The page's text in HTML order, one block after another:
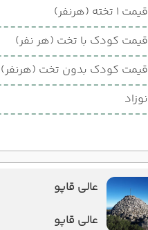
قیمت 1 تخته (هرنفر)
قیمت کودک با تخت (هر نفر)
قیمت کودک بدون تخت (هرنفر)
نوزاد
عالی قاپو
عالی قاپو